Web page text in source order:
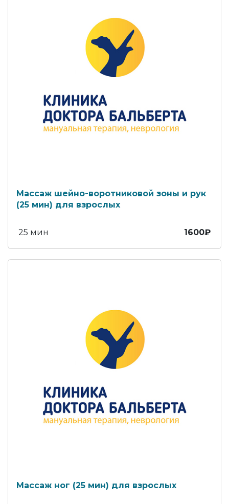
Массаж шейно-воротниковой зоны и рук
(25 мин) для взрослых
25 мин 1600₽
Массаж ног (25 мин) для взрослых